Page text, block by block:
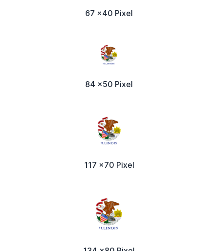
67 x40 Pixel
84 x50 Pixel
117 x70 Pixel